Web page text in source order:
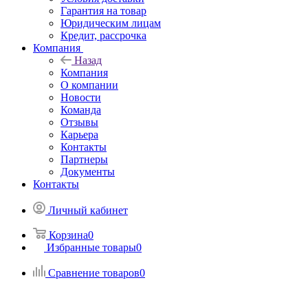
Гарантия на товар
Юридическим лицам
Кредит, рассрочка
Компания
Назад
Компания
О компании
Новости
Команда
Отзывы
Карьера
Контакты
Партнеры
Документы
Контакты
Личный кабинет
Корзина0
Избранные товары0
Сравнение товаров0